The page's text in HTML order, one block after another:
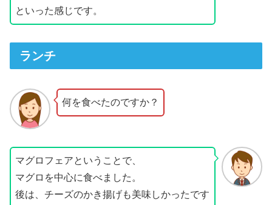
といった感じです。
ランチ
何を食べたのですか？
マグロフェアということで、
マグロを中心に食べました。
後は、チーズのかき揚げも美味しかったです